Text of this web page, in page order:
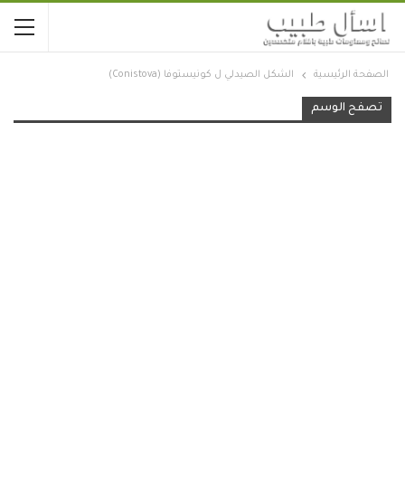
الصفحة الرئيسية الشكل الصيدلي ل كونيستوفا (Conistova)
تصفح الوسم